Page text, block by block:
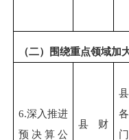
（二）围绕重点领域加
6.深入推进
预决算公
县财